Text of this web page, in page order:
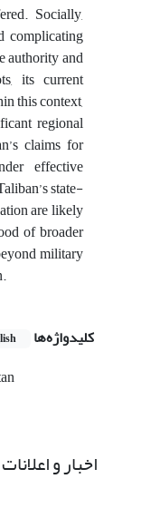
Socially,
complicating
authority and
its current
this context,
regional
claims for
effective
state-
are likely
of broader
military
.
کلیدواژه‌ها
اخبار و اعلانات